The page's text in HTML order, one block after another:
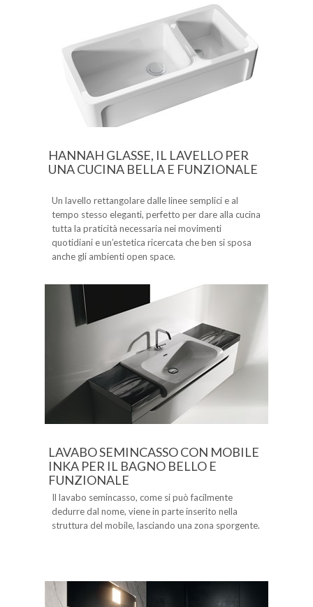
HANNAH GLASSE, IL LAVELLO PER
UNA CUCINA BELLA E FUNZIONALE
Un lavello rettangolare dalle linee semplici e al
tempo stesso eleganti, perfetto per dare alla cucina
tutta la praticità necessaria nei movimenti
quotidiani e un’estetica ricercata che ben si sposa
anche gli ambienti open space.
LAVABO SEMINCASSO CON MOBILE
INKA PER IL BAGNO BELLO E
FUNZIONALE
Il lavabo semincasso, come si può facilmente
dedurre dal nome, viene in parte inserito nella
struttura del mobile, lasciando una zona sporgente.